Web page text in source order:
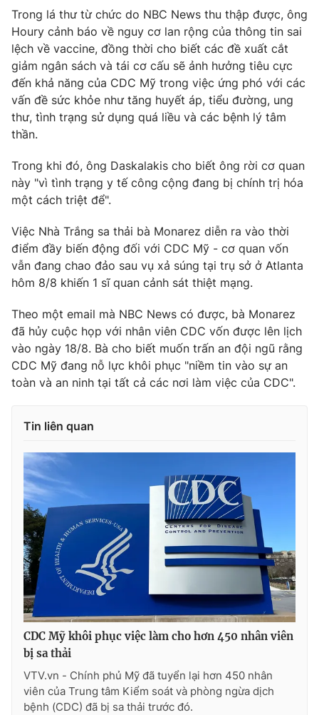
Trong lá thư từ chức do NBC News thu thập được, ông
Houry cảnh báo về nguy cơ lan rộng của thông tin sai
lệch về vaccine, đồng thời cho biết các đề xuất cắt
giảm ngân sách và tái cơ cấu sẽ ảnh hưởng tiêu cực
đến khả năng của CDC Mỹ trong việc ứng phó với các
vấn đề sức khỏe như tăng huyết áp, tiểu đường, ung
thư, tình trạng sử dụng quá liều và các bệnh lý tâm
thần.
Trong khi đó, ông Daskalakis cho biết ông rời cơ quan
này "vì tình trạng y tế công cộng đang bị chính trị hóa
một cách triệt để".
Việc Nhà Trắng sa thải bà Monarez diễn ra vào thời
điểm đầy biến động đối với CDC Mỹ - cơ quan vốn
vẫn đang chao đảo sau vụ xả súng tại trụ sở ở Atlanta
hôm 8/8 khiến 1 sĩ quan cảnh sát thiệt mạng.
Theo một email mà NBC News có được, bà Monarez
đã hủy cuộc họp với nhân viên CDC vốn được lên lịch
vào ngày 18/8. Bà cho biết muốn trấn an đội ngũ rằng
CDC Mỹ đang nỗ lực khôi phục "niềm tin vào sự an
toàn và an ninh tại tất cả các nơi làm việc của CDC".
Tin liên quan
CDC Mỹ khôi phục việc làm cho hơn 450 nhân viên
bị sa thải
VTV.vn - Chính phủ Mỹ đã tuyển lại hơn 450 nhân
viên của Trung tâm Kiểm soát và phòng ngừa dịch
bệnh (CDC) đã bị sa thải trước đó.